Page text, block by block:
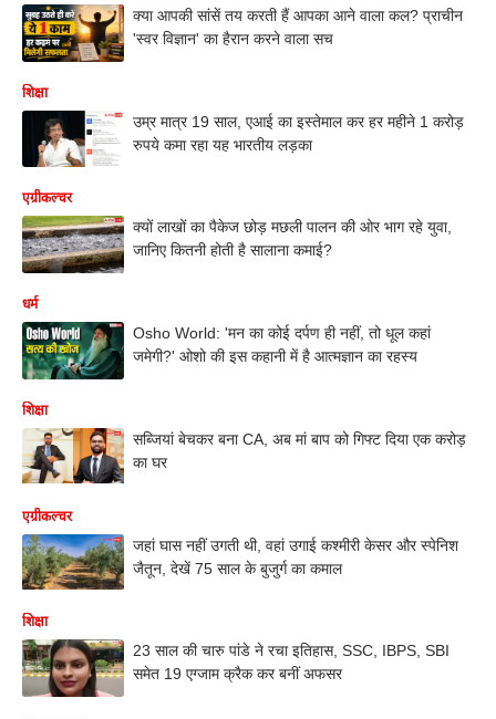
क्या आपकी सांसें तय करती हैं आपका आने वाला कल? प्राचीन
'स्वर विज्ञान' का हैरान करने वाला सच
शिक्षा
उम्र मात्र 19 साल, एआई का इस्तेमाल कर हर महीने 1 करोड़
रुपये कमा रहा यह भारतीय लड़का
एग्रीकल्चर
क्यों लाखों का पैकेज छोड़ मछली पालन की ओर भाग रहे युवा,
जानिए कितनी होती है सालाना कमाई?
धर्म
Osho World: 'मन का कोई दर्पण ही नहीं, तो धूल कहां
जमेगी?' ओशो की इस कहानी में है आत्मज्ञान का रहस्य
शिक्षा
सब्जियां बेचकर बना CA, अब मां बाप को गिफ्ट दिया एक करोड़
का घर
एग्रीकल्चर
जहां घास नहीं उगती थी, वहां उगाई कश्मीरी केसर और स्पेनिश
जैतून, देखें 75 साल के बुजुर्ग का कमाल
शिक्षा
23 साल की चारु पांडे ने रचा इतिहास, SSC, IBPS, SBI
समेत 19 एग्जाम क्रैक कर बनीं अफसर